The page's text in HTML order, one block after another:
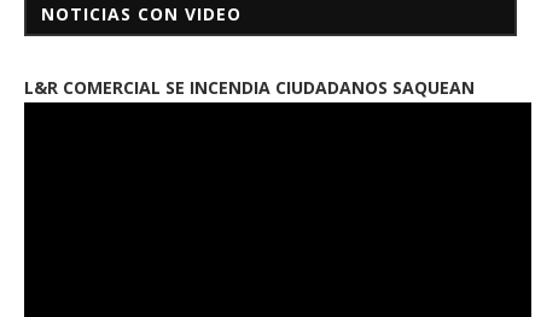
NOTICIAS CON VIDEO
L&R COMERCIAL SE INCENDIA CIUDADANOS SAQUEAN